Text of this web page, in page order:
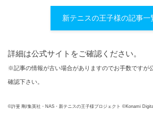
新テニスの王子様の記事一
詳細は公式サイトをご確認ください。
※記事の情報が古い場合がありますのでお手数ですが
確認下さい。
©許斐 剛/集英社・NAS・新テニスの王子様プロジェクト ©Konami